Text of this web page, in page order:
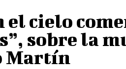
el cielo
sobre la
Martín